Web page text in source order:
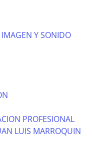
IMAGEN Y SONIDO
PROFESIONAL
LUIS MARROQUIN